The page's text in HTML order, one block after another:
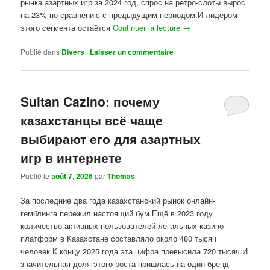
на 23% по сравнению с предыдущим периодом.И лидером
этого сегмента остаётсяContinuer la lecture →
Publié dans Divers | Laisser un commentaire
Sultan Cazino: почему
казахстанцы всё чаще
выбирают его для азартных
игр в интернете
Publié leaoût 7, 2026parThomas
За последние два года казахстанский рынок онлайн-
гемблинга пережил настоящий бум.Ещё в 2023 году
количество активных пользователей легальных казино-
платформ в Казахстане составляло около 480 тысяч
человек.К концу 2025 года эта цифра превысила 720 тысяч.И
значительная доля этого роста пришлась на один бренд –